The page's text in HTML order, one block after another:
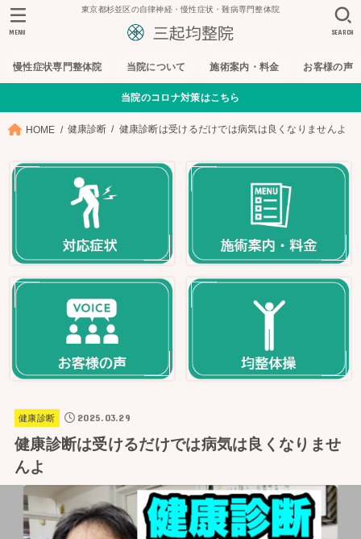
東京都杉並区の自律神経・慢性症状・難病専門整体院
慢性症状専門整体院 当院について 施術案内・料金 お客様の声
SEARCH
MENU
当院のコロナ対策はこちら
HOME 健康診断 健康診断は受けるだけでは病気は良くなりませんよ
健康診断 2025.03.29
健康診断は受けるだけでは病気は良くなりませ
んよ